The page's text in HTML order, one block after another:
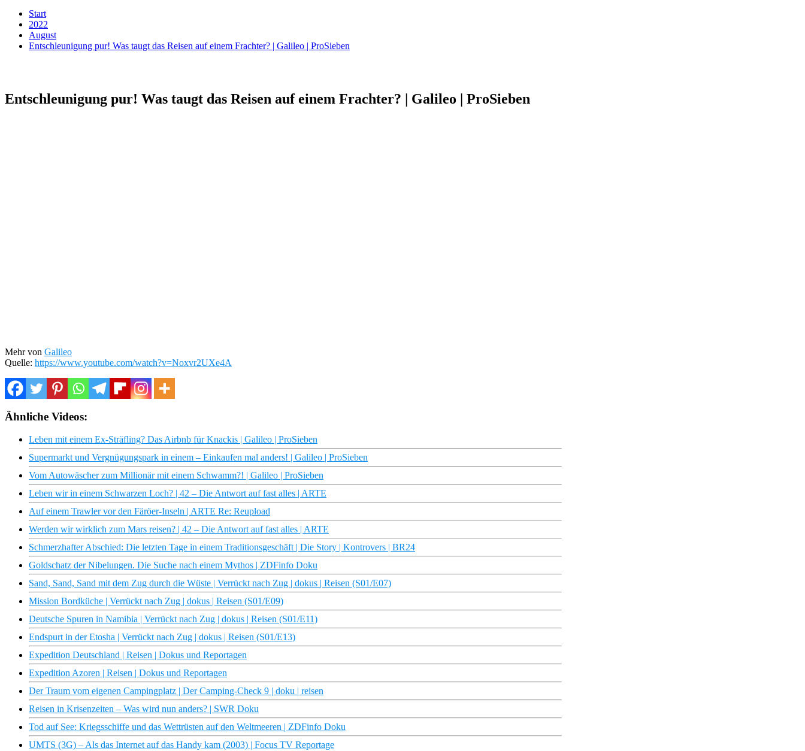
Start
2022
August
Entschleunigung pur! Was taugt das Reisen auf einem Frachter? | Galileo | ProSieben
Entschleunigung pur! Was taugt das Reisen auf einem Frachter? | Galileo | ProSieben
Mehr von Galileo
Quelle: https://www.youtube.com/watch?v=Noxvr2UXe4A
Ähnliche Videos:
Leben mit einem Ex-Sträfling? Das Airbnb für Knackis | Galileo | ProSieben
Supermarkt und Vergnügungspark in einem – Einkaufen mal anders! | Galileo | ProSieben
Vom Autowäscher zum Millionär mit einem Schwamm?! | Galileo | ProSieben
Leben wir in einem Schwarzen Loch? | 42 – Die Antwort auf fast alles | ARTE
Auf einem Trawler vor den Färöer-Inseln | ARTE Re: Reupload
Werden wir wirklich zum Mars reisen? | 42 – Die Antwort auf fast alles | ARTE
Schmerzhafter Abschied: Die letzten Tage in einem Traditionsgeschäft | Die Story | Kontrovers | BR24
Goldschatz der Nibelungen. Die Suche nach einem Mythos | ZDFinfo Doku
Sand, Sand, Sand mit dem Zug durch die Wüste | Verrückt nach Zug | dokus | Reisen (S01/E07)
Mission Bordküche | Verrückt nach Zug | dokus | Reisen (S01/E09)
Deutsche Spuren in Namibia | Verrückt nach Zug | dokus | Reisen (S01/E11)
Endspurt in der Etosha | Verrückt nach Zug | dokus | Reisen (S01/E13)
Expedition Deutschland | Reisen | Dokus und Reportagen
Expedition Azoren | Reisen | Dokus und Reportagen
Der Traum vom eigenen Campingplatz | Der Camping-Check 9 | doku | reisen
Reisen in Krisenzeiten – Was wird nun anders? | SWR Doku
Tod auf See: Kriegsschiffe und das Wettrüsten auf den Weltmeeren | ZDFinfo Doku
UMTS (3G) – Als das Internet auf das Handy kam (2003) | Focus TV Reportage